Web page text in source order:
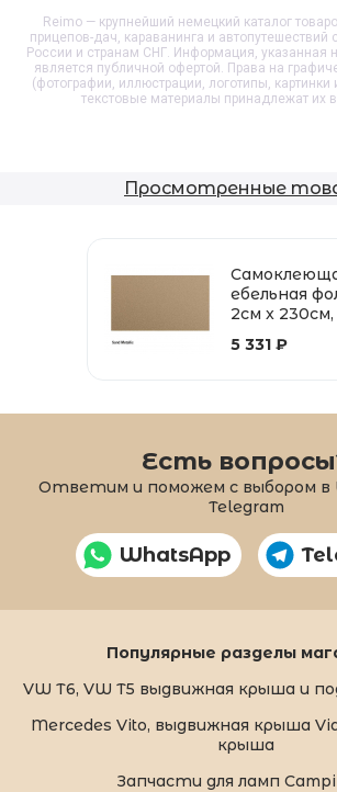
Reimo — крупнейший немецкий каталог
прицепов-дач, караванинга и автопутешествий
России и странам СНГ. Информация, указанная
является публичной офертой. Права на
(фотографии, иллюстрации, логотипы, картинки
текстовые материалы принадлежат их
Просмотренные
ебельная
2см x
ик
5 331 ₽
Есть
Ответим и поможем с выбором в
Telegram
WhatsApp
Популярные разделы
VW T6, VW T5 выдвижная крыша и
Mercedes Vito, выдвижная крыша
крыша
Запчасти для ламп